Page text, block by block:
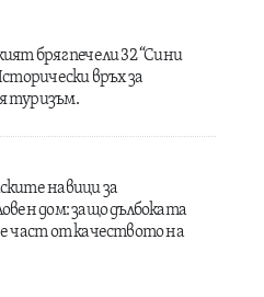
бряг печели 32 “Сини
връх за
туризъм.
навици за
дом: защо дълбоката
е част от качеството на